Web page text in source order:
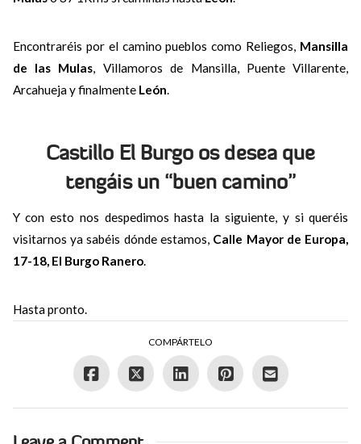
Encontraréis por el camino pueblos como Reliegos, Mansilla
de las Mulas, Villamoros de Mansilla, Puente Villarente,
Arcahueja y finalmente León.
Castillo El Burgo os desea que
tengáis un “buen camino”
Y con esto nos despedimos hasta la siguiente, y si queréis
visitarnos ya sabéis dónde estamos, Calle Mayor de Europa,
17-18, El Burgo Ranero.
Hasta pronto.
COMPÁRTELO